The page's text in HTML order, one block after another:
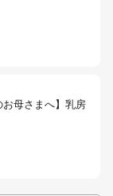
お母さまへ】乳房